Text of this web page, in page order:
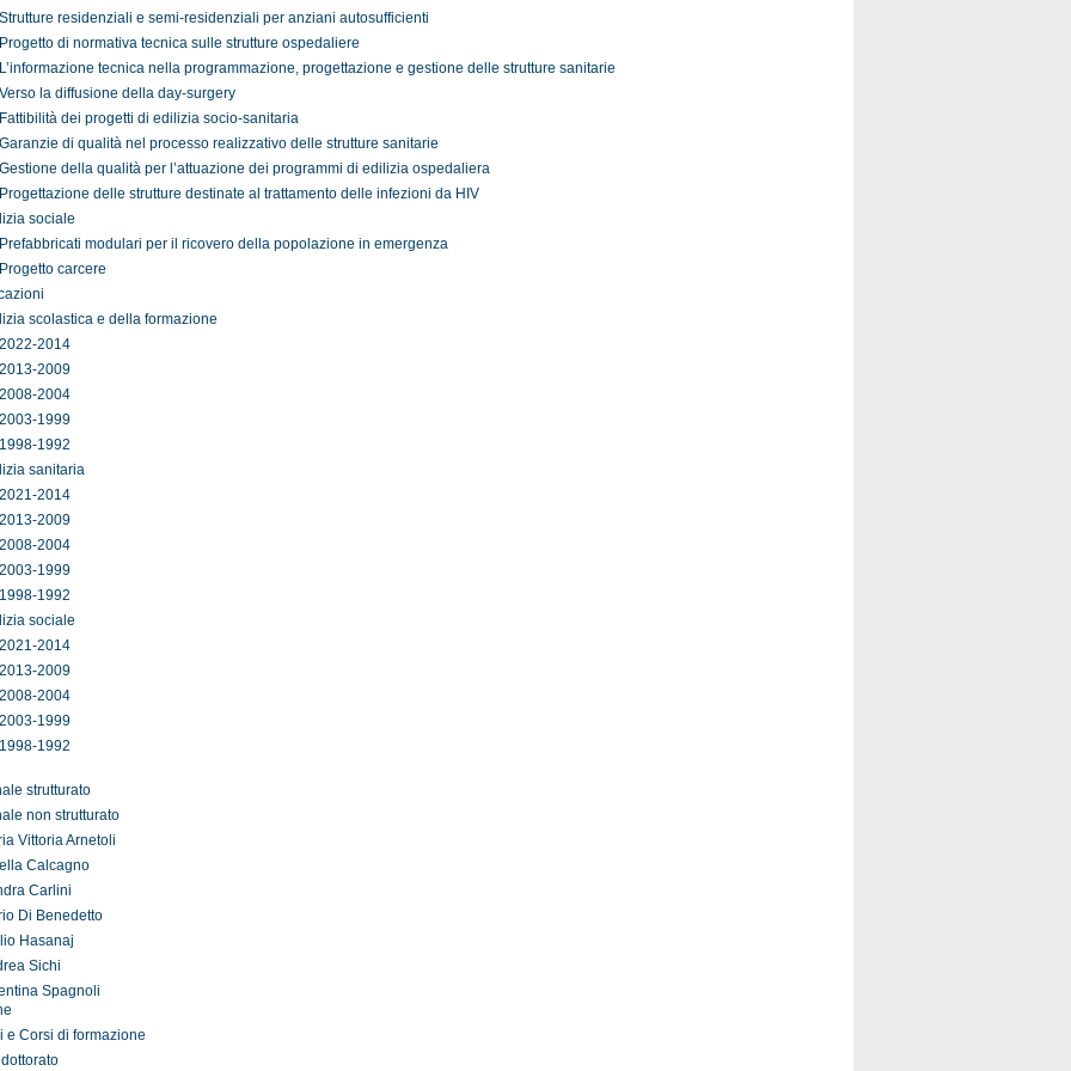
Strutture residenziali e semi-residenziali per anziani autosufficienti
Progetto di normativa tecnica sulle strutture ospedaliere
L’informazione tecnica nella programmazione, progettazione e gestione delle strutture sanitarie
Verso la diffusione della day-surgery
Fattibilità dei progetti di edilizia socio-sanitaria
Garanzie di qualità nel processo realizzativo delle strutture sanitarie
Gestione della qualità per l’attuazione dei programmi di edilizia ospedaliera
Progettazione delle strutture destinate al trattamento delle infezioni da HIV
sociale
Prefabbricati modulari per il ricovero della popolazione in emergenza
Progetto carcere
scolastica e della formazione
2022-2014
2013-2009
2008-2004
2003-1999
1998-1992
sanitaria
2021-2014
2013-2009
2008-2004
2003-1999
1998-1992
sociale
2021-2014
2013-2009
2008-2004
2003-1999
1998-1992
strutturato
non strutturato
Vittoria Arnetoli
Calcagno
Carlini
Di Benedetto
Hasanaj
Sichi
Spagnoli
e Corsi di formazione